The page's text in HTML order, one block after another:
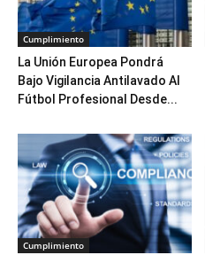
Cumplimiento
La Unión Europea Pondrá
Bajo Vigilancia Antilavado Al
Fútbol Profesional Desde...
Cumplimiento